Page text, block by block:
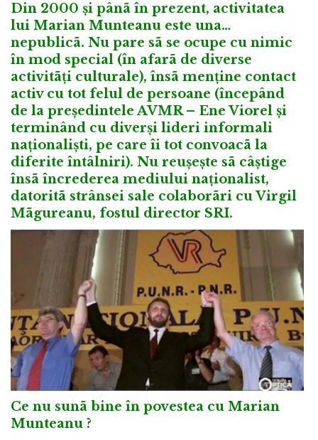
Din 2000 și pânã în prezent, activitatea
lui Marian Munteanu este una…
nepublicã. Nu pare sã se ocupe cu nimic
în mod special (în afarã de diverse
activitãți culturale), însã menține contact
activ cu tot felul de persoane (începând
de la președintele AVMR – Ene Viorel și
terminând cu diverși lideri informali
naționaliști, pe care îi tot convoacã la
diferite întâlniri). Nu reușește sã câștige
însã încrederea mediului naționalist,
datoritã strânsei sale colaborãri cu Virgil
Mãgureanu, fostul director SRI.
Ce nu sunã bine în povestea cu Marian
Munteanu ?